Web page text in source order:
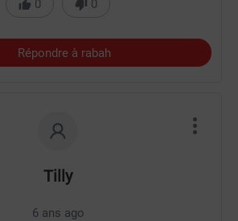
0 0
Répondre à rabah
Tilly
6 ans ago